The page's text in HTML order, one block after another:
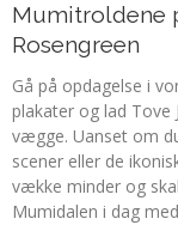
Mumitroldene
Rosengreen
Gå på opdagelse i
plakater og lad Tove
vægge. Uanset om
scener eller de
vække minder og
Mumidalen i dag